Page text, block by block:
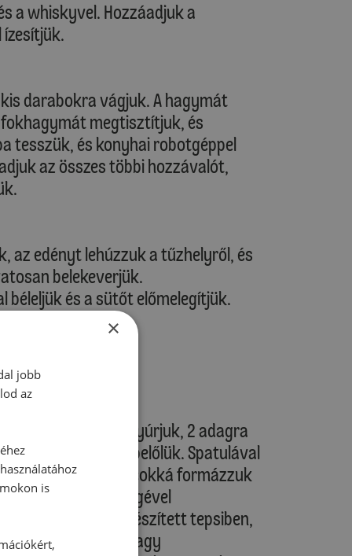
a whiskyvel. Hozzáadjuk a
darabokra vágjuk. A hagymát
megtisztítjuk, és
tesszük, és konyhai robotgéppel
az összes többi hozzávalót,
az edényt lehúzzuk a tűzhelyről, és
belekeverjük.
és a sütőt előmelegítjük.
röviden átgyúrjuk, 2 adagra
formázunk belőlük. Spatulával
kézzel kis gombócokká formázzuk
segítségével
az előkészített tepsiben,
el. Sóval és/vagy
×
jobb
az
is